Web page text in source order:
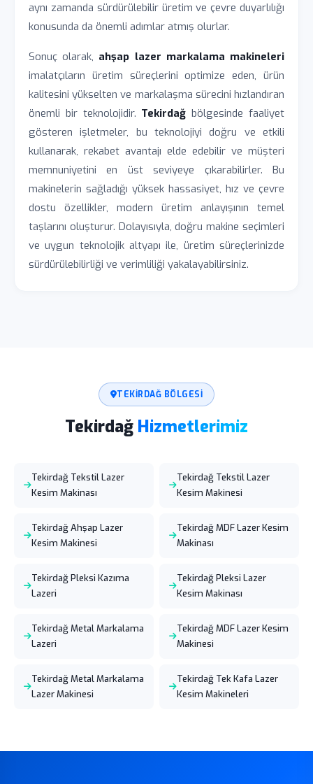
aynı zamanda sürdürülebilir üretim ve çevre duyarlılığı
konusunda da önemli adımlar atmış olurlar.
Sonuç olarak, ahşap lazer markalama makineleri
imalatçıların üretim süreçlerini optimize eden, ürün
kalitesini yükselten ve markalaşma sürecini hızlandıran
önemli bir teknolojidir. Tekirdağ bölgesinde faaliyet
gösteren işletmeler, bu teknolojiyi doğru ve etkili
kullanarak, rekabet avantajı elde edebilir ve müşteri
memnuniyetini en üst seviyeye çıkarabilirler. Bu
makinelerin sağladığı yüksek hassasiyet, hız ve çevre
dostu özellikler, modern üretim anlayışının temel
taşlarını oluşturur. Dolayısıyla, doğru makine seçimleri
ve uygun teknolojik altyapı ile, üretim süreçlerinizde
sürdürülebilirliği ve verimliliği yakalayabilirsiniz.
TEKIRDAĞ BÖLGESI
Tekirdağ Hizmetlerimiz
Tekirdağ Tekstil Lazer
Kesim Makinası
Tekirdağ Tekstil Lazer
Kesim Makinesi
Tekirdağ Ahşap Lazer
Kesim Makinesi
Tekirdağ MDF Lazer Kesim
Makinası
Tekirdağ Pleksi Kazıma
Lazeri
Tekirdağ Pleksi Lazer
Kesim Makinası
Tekirdağ Metal Markalama
Lazeri
Tekirdağ MDF Lazer Kesim
Makinesi
Tekirdağ Metal Markalama
Lazer Makinesi
Tekirdağ Tek Kafa Lazer
Kesim Makineleri